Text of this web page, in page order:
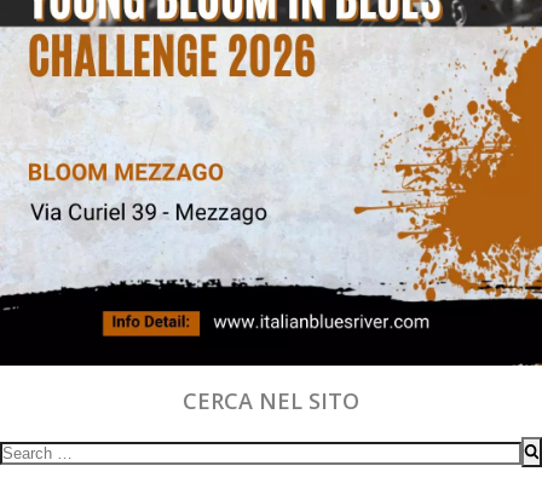
CERCA NEL SITO
Search